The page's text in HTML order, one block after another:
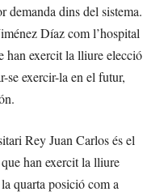
demanda dins del sistema.
Díaz com l’hospital
han exercit la lliure elecció
se exercir-la en el futur,
Rey Juan Carlos és el
han exercit la lliure
quarta posició com a